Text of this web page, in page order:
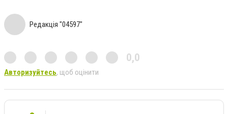
Редакція "04597"
0,0
Авторизуйтесь, щоб оцінити